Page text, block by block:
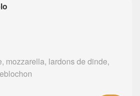
mozzarella, lardons de dinde,